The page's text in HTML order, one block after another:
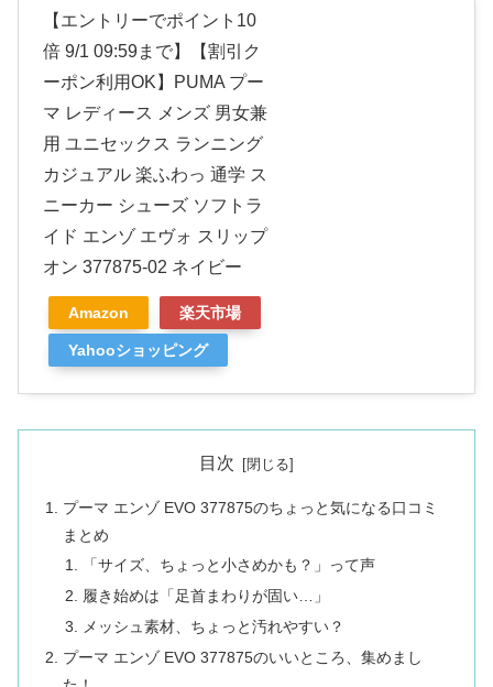
【エントリーでポイント10
倍 9/1 09:59まで】【割引ク
ーポン利用OK】PUMA プー
マ レディース メンズ 男女兼
用 ユニセックス ランニング
カジュアル 楽ふわっ 通学 ス
ニーカー シューズ ソフトラ
イド エンゾ エヴォ スリップ
オン 377875-02 ネイビー
Amazon 楽天市場
Yahooショッピング
目次
プーマ エンゾ EVO 377875のちょっと気になる口コミ
まとめ
「サイズ、ちょっと小さめかも？」って声
履き始めは「足首まわりが固い…」
メッシュ素材、ちょっと汚れやすい？
プーマ エンゾ EVO 377875のいいところ、集めまし